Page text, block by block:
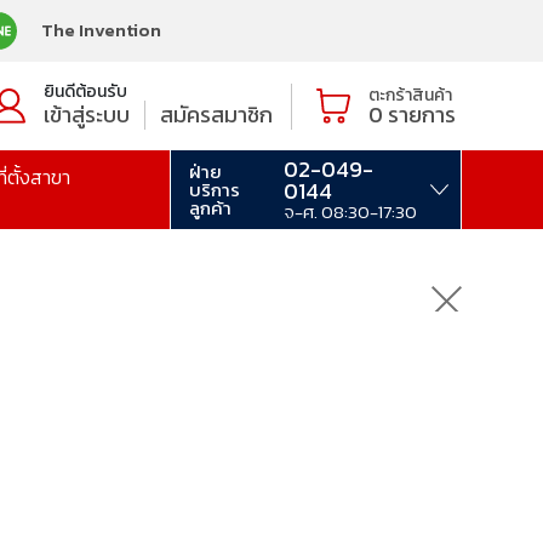
The Invention
ยินดีต้อนรับ
เข้าสู่ระบบ สมัครสมาชิก
ตะกร้าสินค้า
0 รายการ
ตั้งสาขา ฝ่าย
บริการ
ลูกค้า
02-049-
0144
จ-ศ. 08:30-17:30